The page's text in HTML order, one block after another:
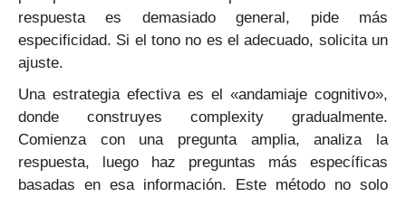
respuesta es demasiado general, pide más
especificidad. Si el tono no es el adecuado, solicita un
ajuste.
Una estrategia efectiva es el «andamiaje cognitivo»,
donde construyes complexity gradualmente.
Comienza con una pregunta amplia, analiza la
respuesta, luego haz preguntas más específicas
basadas en esa información. Este método no solo